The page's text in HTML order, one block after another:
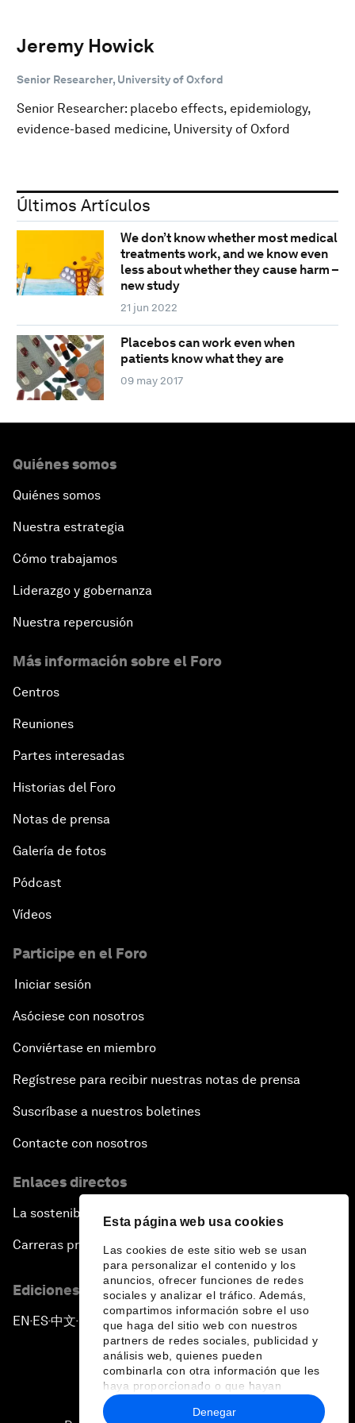
Esta página web usa cookies
Las cookies de este sitio web se usan
para personalizar el contenido y los
anuncios, ofrecer funciones de redes
sociales y analizar el tráfico. Además,
compartimos información sobre el uso
que haga del sitio web con nuestros
partners de redes sociales, publicidad y
análisis web, quienes pueden
combinarla con otra información que les
haya proporcionado o que hayan
recopilado a partir del uso que haya
hecho de sus servicios.
Denegar
Jeremy Howick
Senior Researcher, University of Oxford
Senior Researcher: placebo effects, epidemiology,
evidence-based medicine, University of Oxford
Últimos Artículos
We don’t know whether most medical
treatments work, and we know even
less about whether they cause harm –
new study
21 jun 2022
Placebos can work even when
patients know what they are
09 may 2017
Quiénes somos
Quiénes somos
Nuestra estrategia
Cómo trabajamos
Liderazgo y gobernanza
Nuestra repercusión
Más información sobre el Foro
Centros
Reuniones
Partes interesadas
Historias del Foro
Notas de prensa
Galería de fotos
Pódcast
Vídeos
Participe en el Foro
Iniciar sesión
Asóciese con nosotros
Conviértase en miembro
Regístrese para recibir nuestras notas de prensa
Suscríbase a nuestros boletines
Contacte con nosotros
Enlaces directos
La sostenibilidad en el Foro
Carreras profesionales
Ediciones en otros idiomas
EN ▪ES▪中文▪ 日本語